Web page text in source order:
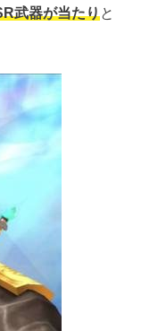
武器が当たりと